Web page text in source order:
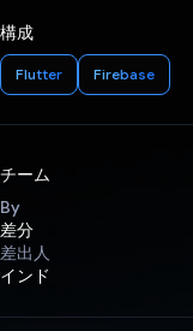
構成
Flutter Firebase
チーム
By
差分
差出人
インド